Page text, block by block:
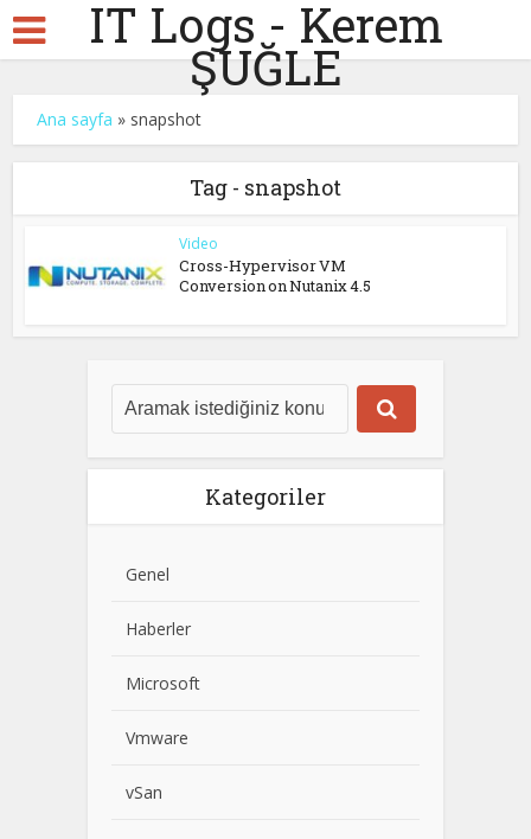
IT Logs - Kerem
ŞUĞLE
Ana sayfa » snapshot
Tag - snapshot
Video
Cross-Hypervisor VM
Conversion on Nutanix 4.5
Kategoriler
Genel
Haberler
Microsoft
Vmware
vSan